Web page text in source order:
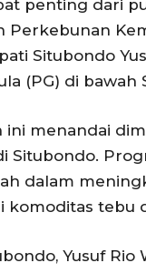
penting dari
Situbondo
(PG) di bawah
menandai
Situbondo.
dalam
komoditas tebu
Yusuf Rio